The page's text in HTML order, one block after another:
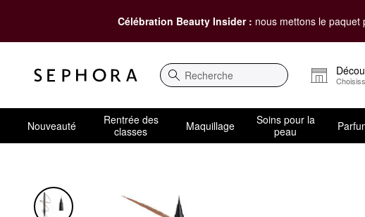
Célébration Beauty Insider : nous mettons le
Recherche
Nouveauté
Rentrée des
classes
Maquillage
Soins pour la
peau